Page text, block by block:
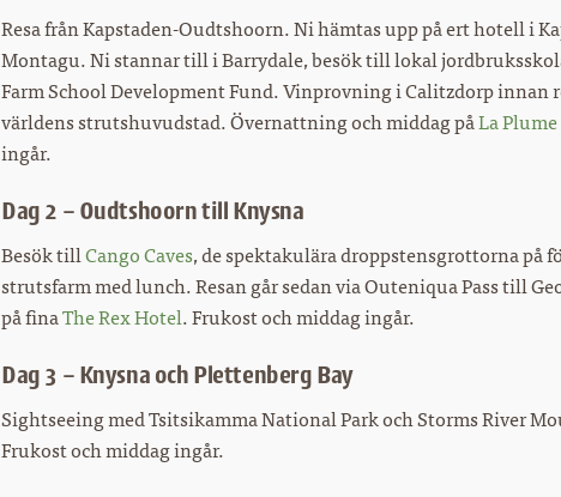
Resa från Kapstaden-Oudtshoorn. Ni hämtas upp på ert hotell i
Montagu. Ni stannar till i Barrydale, besök till lokal
Farm School Development Fund. Vinprovning i Calitzdorp
världens strutshuvudstad. Övernattning och middag påLa
ingår.
Dag 2 – Oudtshoorn till Knysna
Besök tillCango Caves, de spektakulära droppstensgrottorna på
strutsfarm med lunch. Resan går sedan via Outeniqua Pass till
på finaThe Rex Hotel. Frukost och middag ingår.
Dag 3 – Knysna och Plettenberg Bay
Sightseeing med Tsitsikamma National Park och Storms River
Frukost och middag ingår.